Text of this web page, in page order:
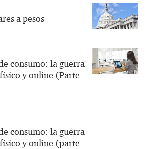
a pesos
consumo: la guerra
y online (Parte
consumo: la guerra
y online (parte